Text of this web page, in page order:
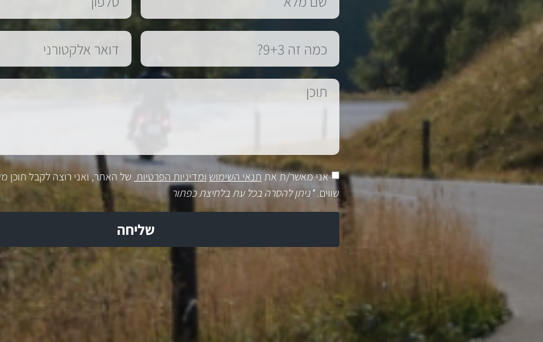
אני מאשר/ת את תנאי השימוש ומדיניות הפרטיות של האתר, ואני רוצה לקבל תוכן
שווים.*ניתן להסרה בכל עת בלחיצת כפתור
שליחה